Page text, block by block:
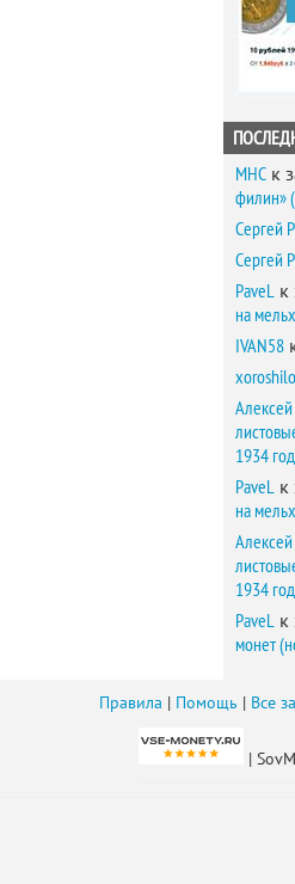
MHC к
филин»
Сергей
Сергей
PaveL к
на
IVAN58
1934
PaveL к
на
1934
PaveL к
монет
Правила | Помощь | Все
|